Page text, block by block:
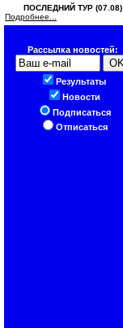
ПОСЛЕДНИЙ ТУР (07.08)
Подробнее...
Рассылка новостей:
Результаты
Новости
Подписаться
Отписаться